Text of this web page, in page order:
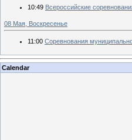
10:49 Всероссийские
08 Мая, Воскресенье
11:00 Соревнования
Calendar